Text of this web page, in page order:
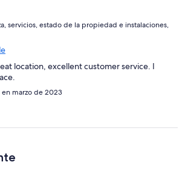
servicios, estado de la propiedad e instalaciones,
location, excellent customer service. I
marzo de 2023